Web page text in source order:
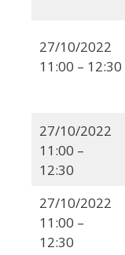
27/10/2022
11:00 – 12:30
27/10/2022
11:00 –
12:30
27/10/2022
11:00 –
12:30